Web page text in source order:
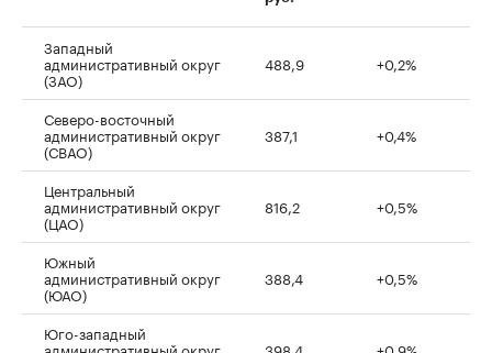
Западный
административный округ
(ЗАО)
488,9 +0,2%
Северо-восточный
административный округ
(СВАО)
387,1 +0,4%
Центральный
административный округ
(ЦАО)
816,2 +0,5%
Южный
административный округ
(ЮАО)
388,4 +0,5%
Юго-западный